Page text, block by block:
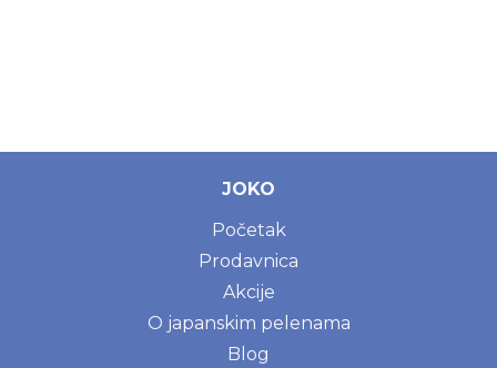
JOKO
Početak
Prodavnica
Akcije
O japanskim pelenama
Blog